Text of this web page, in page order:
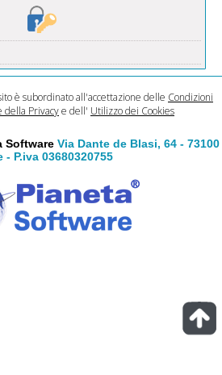
è subordinato all'accettazione delle Condizioni
della Privacye dell' Utilizzo dei Cookies
Software Via Dante de Blasi, 64 - 73100
- P.iva 03680320755